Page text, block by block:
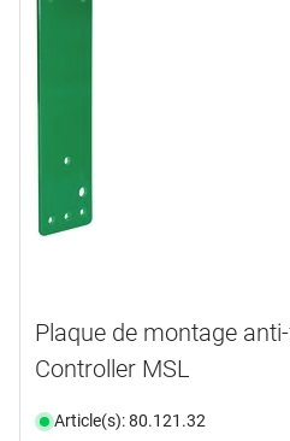
Plaque de montage
Controller MSL
Article(s): 80.121.32